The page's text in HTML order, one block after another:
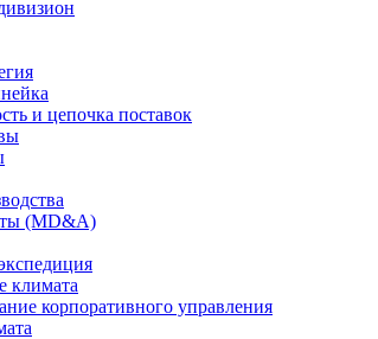
и цепочка поставок
(MD&A)
климата
корпоративного управления